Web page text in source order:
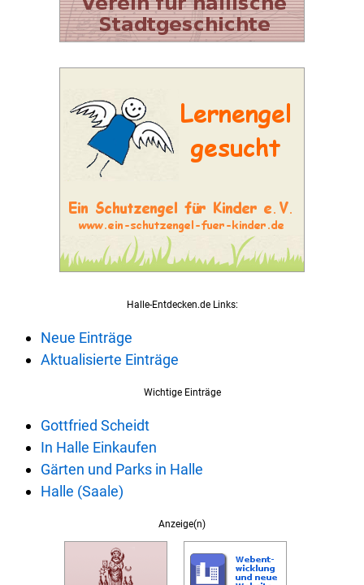
Halle-Entdecken.de Links:
Neue Einträge
Aktualisierte Einträge
Wichtige Einträge
Gottfried Scheidt
In Halle Einkaufen
Gärten und Parks in Halle
Halle (Saale)
Anzeige(n)